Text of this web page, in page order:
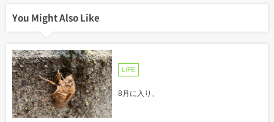
You Might Also Like
LIFE
8月に入り、